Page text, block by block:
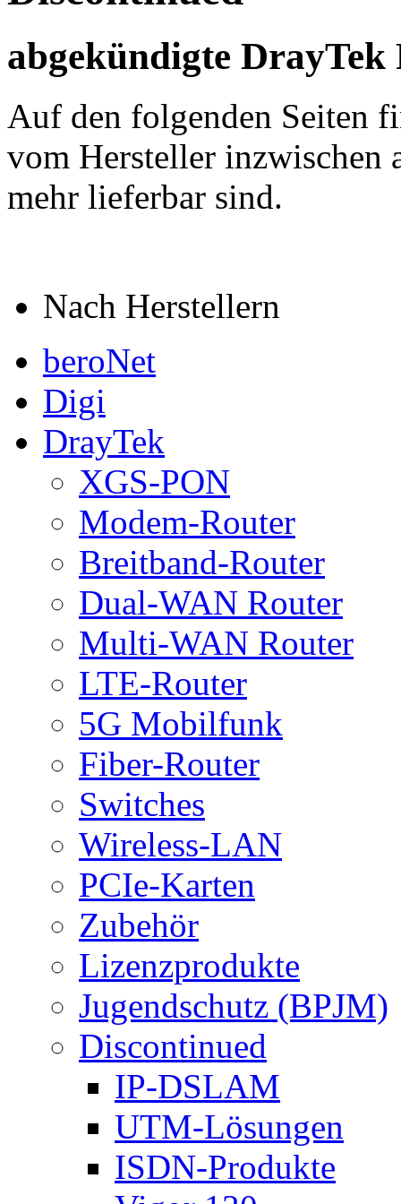
abgekündigte DrayTek
Auf den folgenden Seiten
vom Hersteller inzwischen
mehr lieferbar sind.
Nach Herstellern
beroNet
Digi
DrayTek
XGS-PON
Modem-Router
Breitband-Router
Dual-WAN Router
Multi-WAN Router
LTE-Router
5G Mobilfunk
Fiber-Router
Switches
Wireless-LAN
PCIe-Karten
Zubehör
Lizenzprodukte
Jugendschutz (BPJM)
Discontinued
IP-DSLAM
UTM-Lösungen
ISDN-Produkte